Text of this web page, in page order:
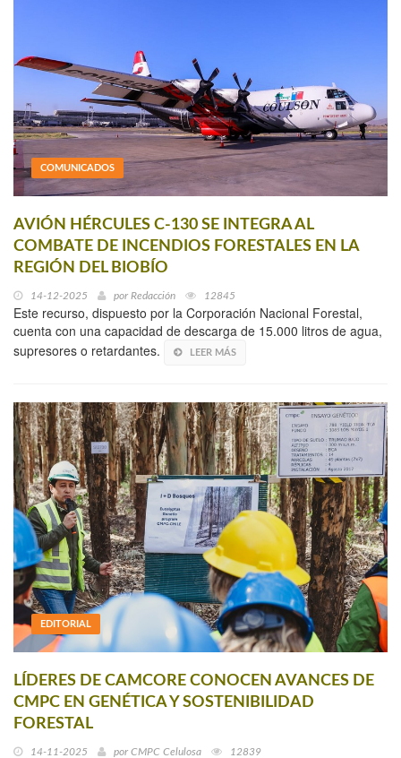
COMUNICADOS
AVIÓN HÉRCULES C-130 SE INTEGRA AL
COMBATE DE INCENDIOS FORESTALES EN LA
REGIÓN DEL BIOBÍO
14-12-2025 por Redacción 12845
Este recurso, dispuesto por la Corporación Nacional Forestal,
cuenta con una capacidad de descarga de 15.000 litros de agua,
supresores o retardantes.
LEER MÁS
EDITORIAL
LÍDERES DE CAMCORE CONOCEN AVANCES DE
CMPC EN GENÉTICA Y SOSTENIBILIDAD
FORESTAL
14-11-2025 por CMPC Celulosa 12839